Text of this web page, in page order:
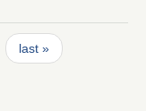
last »